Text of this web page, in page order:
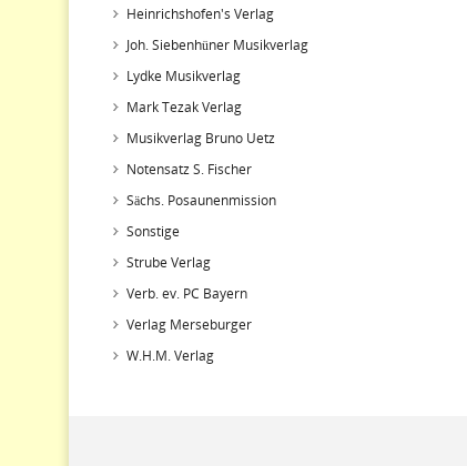
Heinrichshofen's Verlag
Joh. Siebenhüner Musikverlag
Lydke Musikverlag
Mark Tezak Verlag
Musikverlag Bruno Uetz
Notensatz S. Fischer
Sächs. Posaunenmission
Sonstige
Strube Verlag
Verb. ev. PC Bayern
Verlag Merseburger
W.H.M. Verlag